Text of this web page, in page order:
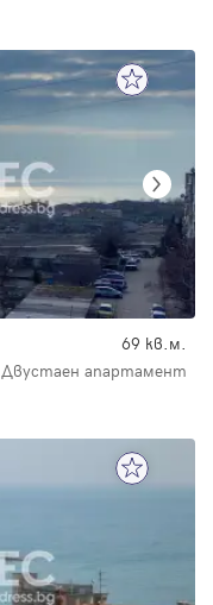
69 кв.м.
Двустаен апартамент